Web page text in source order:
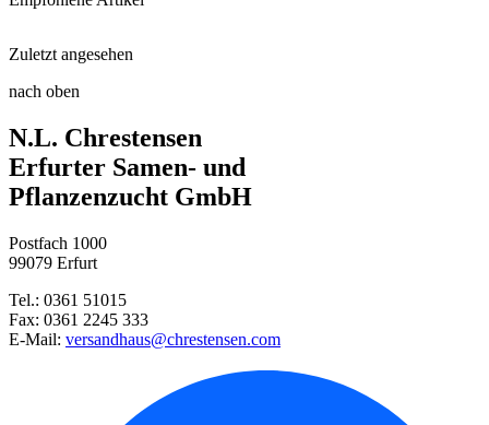
Rasendünger Frühling-Sommer
Harke
Zuletzt angesehen
Substral® Der Schattige
nach oben
N.L. Chrestensen
Erfurter Samen- und
Pflanzenzucht GmbH
Postfach 1000
99079 Erfurt
Tel.: 0361 51015
Fax: 0361 2245 333
E-Mail: versandhaus@chrestensen.com